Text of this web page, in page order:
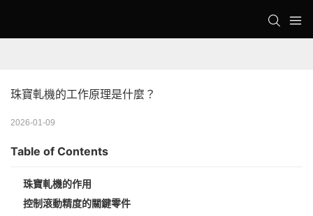
珠寶軋機的工作原理是什麼？
2026-01-09
Table of Contents
珠寶軋機的作用
控制滾動精度的關鍵零件